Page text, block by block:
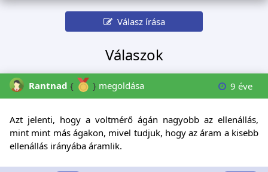
Válasz írása
Válaszok
Rantnad { } megoldása 9 éve
Azt jelenti, hogy a voltmérő ágán nagyobb az ellenállás,
mint mint más ágakon, mivel tudjuk, hogy az áram a kisebb
ellenállás irányába áramlik.